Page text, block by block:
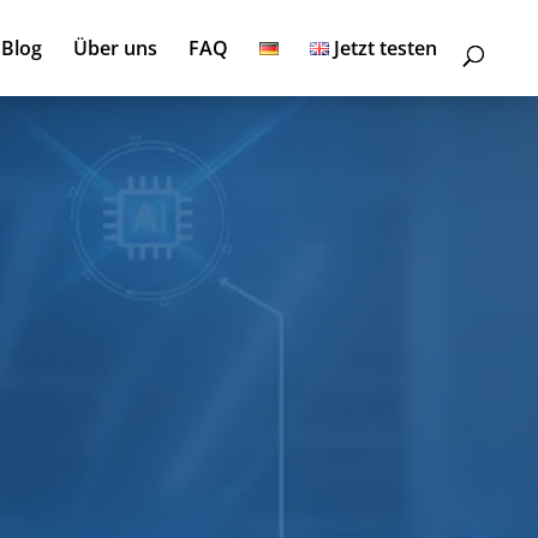
Blog Über uns FAQ Jetzt testen